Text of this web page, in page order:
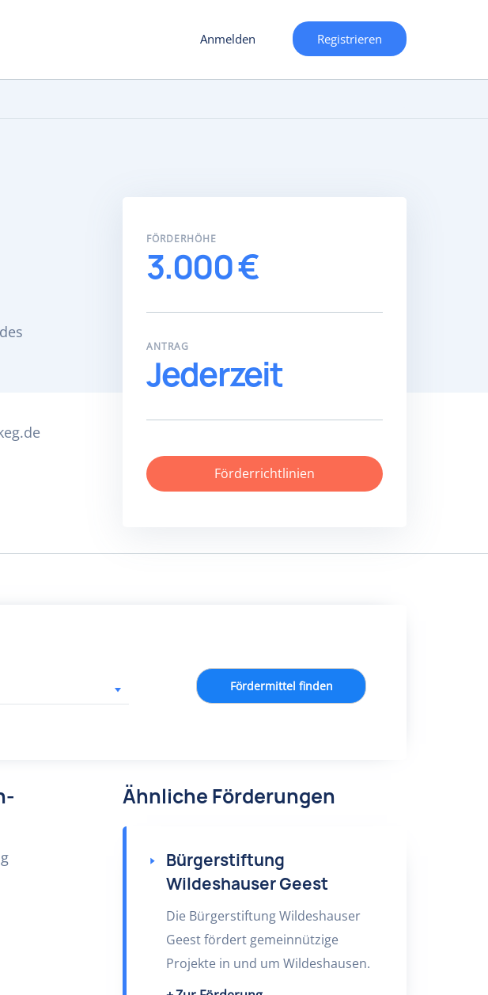
Anmelden Registrieren
FÖRDERHÖHE
3.000 €
ANTRAG
Jederzeit
Förderrichtlinien
Fördermittel finden
Ähnliche Förderungen
Bürgerstiftung
Wildeshauser Geest
Die Bürgerstiftung Wildeshauser
Geest fördert gemeinnützige
Projekte in und um Wildeshausen.